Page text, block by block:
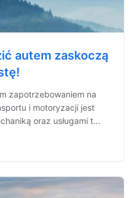
autem zaskoczą
zapotrzebowaniem na
i motoryzacji jest
oraz usługami t...